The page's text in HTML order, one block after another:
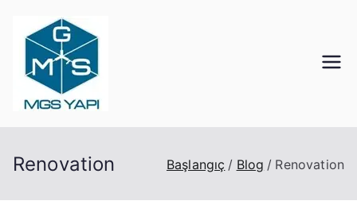
Renovation Başlangıç Blog Renovation